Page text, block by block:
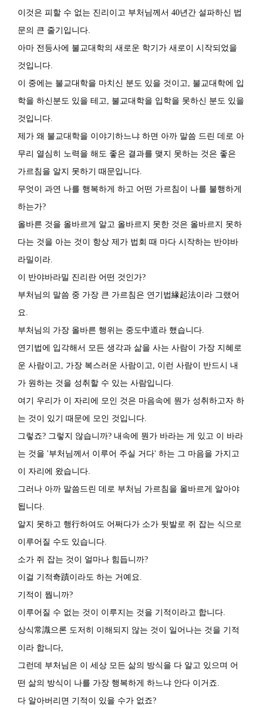
이것은 피할 수 없는 진리이고 부처님께서 40년간 설파하신 법
문의 큰 줄기입니다.
아마 전등사에 불교대학의 새로운 학기가 새로이 시작되었을
것입니다.
이 중에는 불교대학을 마치신 분도 있을 것이고, 불교대학에 입
학을 하신분도 있을 테고, 불교대학을 입학을 못하신 분도 있을
것입니다.
제가 왜 불교대학을 이야기하느냐 하면 아까 말씀 드린 데로 아
무리 열심히 노력을 해도 좋은 결과를 맺지 못하는 것은 좋은
가르침을 알지 못하기 때문입니다.
무엇이 과연 나를 행복하게 하고 어떤 가르침이 나를 불행하게
하는가?
올바른 것을 올바르게 알고 올바르지 못한 것은 올바르지 못하
다는 것을 아는 것이 항상 제가 법회 때 마다 시작하는 반야바
라밀이라.
이 반야바라밀 진리란 어떤 것인가?
부처님의 말씀 중 가장 큰 가르침은 연기법緣起法이라 그랬어
요.
부처님의 가장 올바른 행위는 중도中道라 했습니다.
연기법에 입각해서 모든 생각과 삶을 사는 사람이 가장 지혜로
운 사람이고, 가장 복스러운 사람이고, 이런 사람이 반드시 내
가 원하는 것을 성취할 수 있는 사람입니다.
여기 우리가 이 자리에 모인 것은 마음속에 뭔가 성취하고자 하
는 것이 있기 때문에 모인 것입니다.
그렇죠? 그렇지 않습니까? 내속에 뭔가 바라는 게 있고 이 바라
는 것을 '부처님께서 이루어 주실 거다' 하는 그 마음을 가지고
이 자리에 왔습니다.
그러나 아까 말씀드린 데로 부처님 가르침을 올바르게 알아야
됩니다.
알지 못하고 행行하여도 어쩌다가 소가 뒷발로 쥐 잡는 식으로
이루어질 수도 있습니다.
소가 쥐 잡는 것이 얼마나 힘듭니까?
이걸 기적奇蹟이라도 하는 거예요.
기적이 뭡니까?
이루어질 수 없는 것이 이루지는 것을 기적이라고 합니다.
상식常識으론 도저히 이해되지 않는 것이 일어나는 것을 기적
이라 합니다,
그런데 부처님은 이 세상 모든 삶의 방식을 다 알고 있으며 어
떤 삶의 방식이 나를 가장 행복하게 하느냐 안다 이거죠.
다 알아버리면 기적이 있을 수가 없죠?